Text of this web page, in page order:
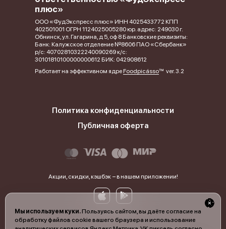
Мы используем куки.Пользуясь сайтом, вы даёте согласие на
обработку файлов cookie вашего браузера и использование
плюс»
ООО «ФудЭкспресс плюс» ИНН 4025433772 КПП
402501001 ОГРН 1124025005280 юр. адрес: 249030 г.
Обнинск, ул. Гагарина, д 5, оф 8 Банковские реквизиты:
Банк: Калужское отделение №8606 ПАО «Сбербанк»
р/с: 40702810322240090269 к/с:
30101810100000000612 БИК: 042908612
Работает на эффективном ядре Foodpicássover. 3.2
Политика конфиденциальности
Публичная оферта
Акции, скидки, кэшбэк − в нашем приложении!